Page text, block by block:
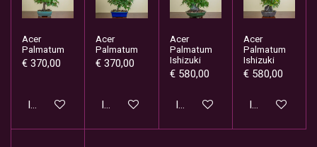
Acer
Palmatum
€ 370,00
In winkelwagen
Acer
Palmatum
€ 370,00
In winkelwagen
Acer
Palmatum
Ishizuki
€ 580,00
In winkelwagen
Acer
Palmatum
Ishizuki
€ 580,00
In